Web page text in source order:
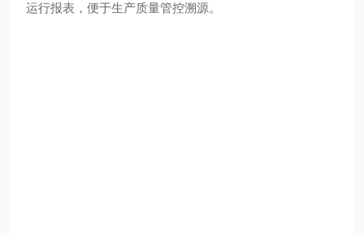
运行报表，便于生产质量管控溯源。